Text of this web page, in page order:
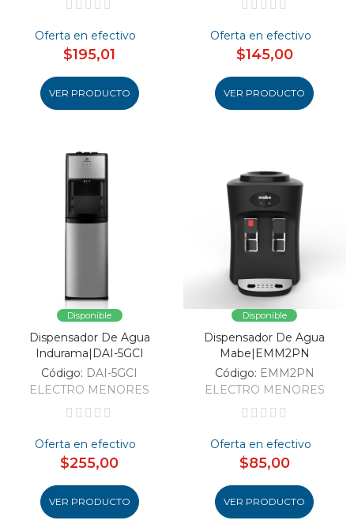
Oferta en efectivo
$195,01
VER PRODUCTO
Oferta en efectivo
$145,00
VER PRODUCTO
Disponible
Dispensador De Agua
Indurama|DAI-5GCI
Código: DAI-5GCI
ELECTRO MENORES
Oferta en efectivo
$255,00
VER PRODUCTO
Disponible
Dispensador De Agua
Mabe|EMM2PN
Código: EMM2PN
ELECTRO MENORES
Oferta en efectivo
$85,00
VER PRODUCTO